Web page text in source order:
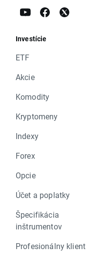
Investície
ETF
Akcie
Komodity
Kryptomeny
Indexy
Forex
Opcie
Účet a poplatky
Špecifikácia
inštrumentov
Profesionálny klient